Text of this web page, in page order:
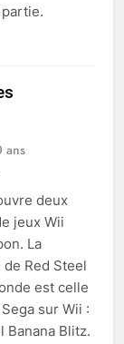
ans
deux
jeux Wii
La
Red Steel
est celle
sur Wii :
Banana Blitz.